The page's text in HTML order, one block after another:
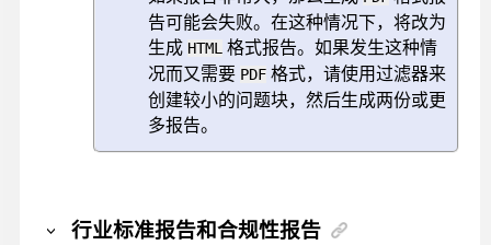
告可能会失败。在这种情况下，将改为
生成 HTML 格式报告。如果发生这种情
况而又需要 PDF 格式，请使用过滤器来
创建较小的问题块，然后生成两份或更
多报告。
行业标准报告和合规性报告